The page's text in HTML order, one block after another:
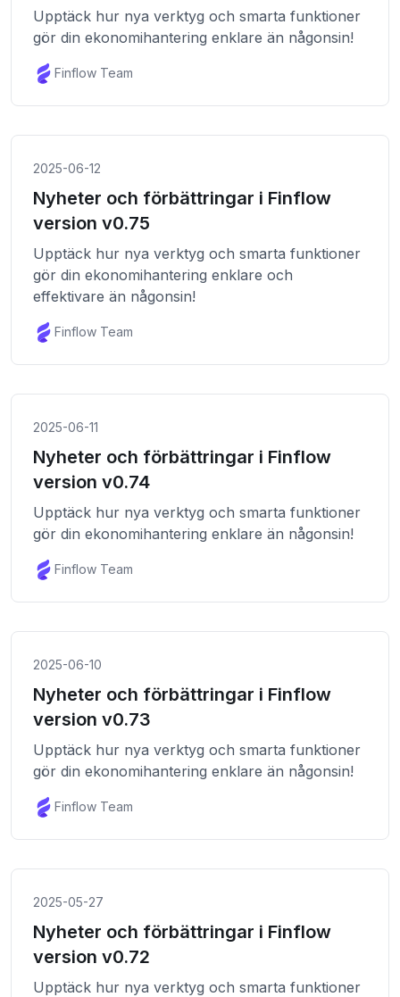
Upptäck hur nya verktyg och smarta funktioner
gör din ekonomihantering enklare än någonsin!
Finflow Team
2025-06-12
Nyheter och förbättringar i Finflow
version v0.75
Upptäck hur nya verktyg och smarta funktioner
gör din ekonomihantering enklare och
effektivare än någonsin!
Finflow Team
2025-06-11
Nyheter och förbättringar i Finflow
version v0.74
Upptäck hur nya verktyg och smarta funktioner
gör din ekonomihantering enklare än någonsin!
Finflow Team
2025-06-10
Nyheter och förbättringar i Finflow
version v0.73
Upptäck hur nya verktyg och smarta funktioner
gör din ekonomihantering enklare än någonsin!
Finflow Team
2025-05-27
Nyheter och förbättringar i Finflow
version v0.72
Upptäck hur nya verktyg och smarta funktioner